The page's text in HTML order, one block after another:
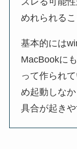
めれられるこ
基本的には
MacBookに
って作られ
め起動しな
具合が起きや